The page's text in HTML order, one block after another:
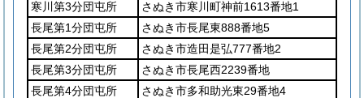
寒川第3分団屯所
さぬき市寒川町神前1613番地1
長尾第1分団屯所
さぬき市長尾東888番地5
長尾第2分団屯所
さぬき市造田是弘777番地2
長尾第3分団屯所
さぬき市長尾西2239番地
長尾第4分団屯所
さぬき市多和助光東29番地4